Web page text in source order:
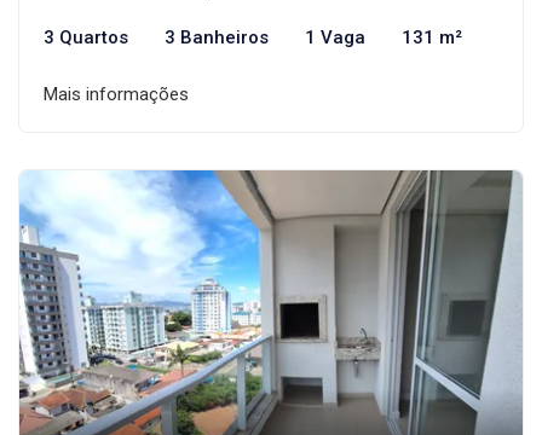
3 Quartos 3 Banheiros 1 Vaga 131 m²
Mais informações